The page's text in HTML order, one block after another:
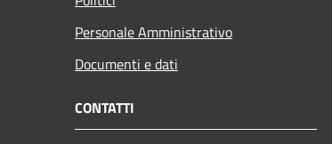
Personale Amministrativo
Documenti e dati
CONTATTI